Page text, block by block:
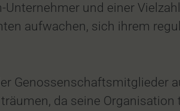
und einer
aufwachen, sich ihrem
Genossenschaftsmitglieder
da seine